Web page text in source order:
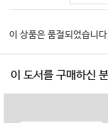
이 상품은 품절되었습니
이 도서를 구매하신